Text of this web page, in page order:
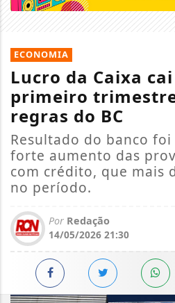
ECONOMIA
Lucro da Caixa
primeiro
regras do BC
Resultado do banco
forte aumento das
com crédito, que mais
no período.
Por Redação
14/05/2026 21:30